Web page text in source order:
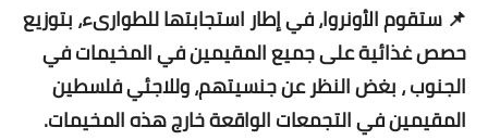
📌 ستقوم الأونروا، في إطار استجابتها للطوارىء، بتوزيع
حصص غذائية على جميع المقيمين في المخيمات في
الجنوب ، بغض النظر عن جنسيتهم، وللاجئي فلسطين
المقيمين في التجمعات الواقعة خارج هذه المخيمات.